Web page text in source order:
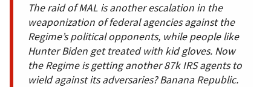
The raid of MAL is another escalation in the
weaponization of federal agencies against the
Regime’s political opponents, while people like
Hunter Biden get treated with kid gloves. Now
the Regime is getting another 87k IRS agents to
wield against its adversaries? Banana Republic.